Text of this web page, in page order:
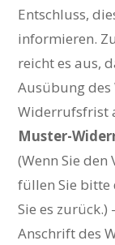
Entschluss,
informieren.
reicht es aus,
Ausübung
Widerrufsfrist
Muster-
(Wenn Sie
füllen Sie bitte
Sie es zurück.)
Anschrift des